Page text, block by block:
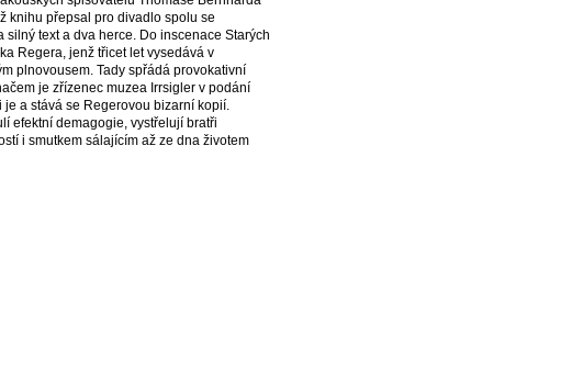
knihu přepsal pro divadlo spolu se
text a dva herce. Do inscenace Starých
Regera, jenž třicet let vysedává v
plnovousem. Tady spřádá provokativní
je zřízenec muzea Irrsigler v podání
a stává se Regerovou bizarní kopií.
efektní demagogie, vystřelují bratři
i smutkem sálajícím až ze dna životem